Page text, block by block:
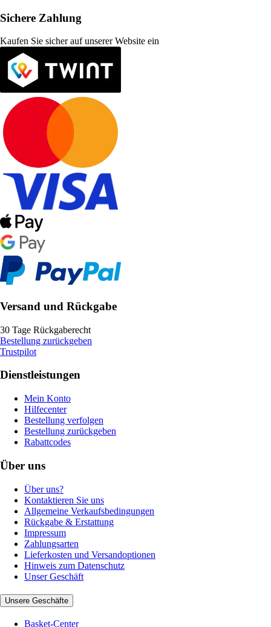
Sichere Zahlung
Kaufen Sie sicher auf unserer Website ein
Versand und Rückgabe
30 Tage Rückgaberecht
Bestellung zurückgeben
Trustpilot
Dienstleistungen
Mein Konto
Hilfecenter
Bestellung verfolgen
Bestellung zurückgeben
Rabattcodes
Über uns
Über uns?
Kontaktieren Sie uns
Allgemeine Verkaufsbedingungen
Rückgabe & Erstattung
Impressum
Zahlungsarten
Lieferkosten und Versandoptionen
Hinweis zum Datenschutz
Unser Geschäft
Unsere Geschäfte
Basket-Center